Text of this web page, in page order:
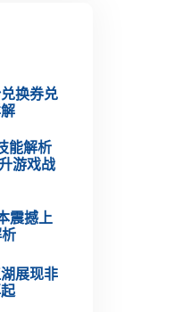
换券兑
能解析
游戏战
震撼上
展现非